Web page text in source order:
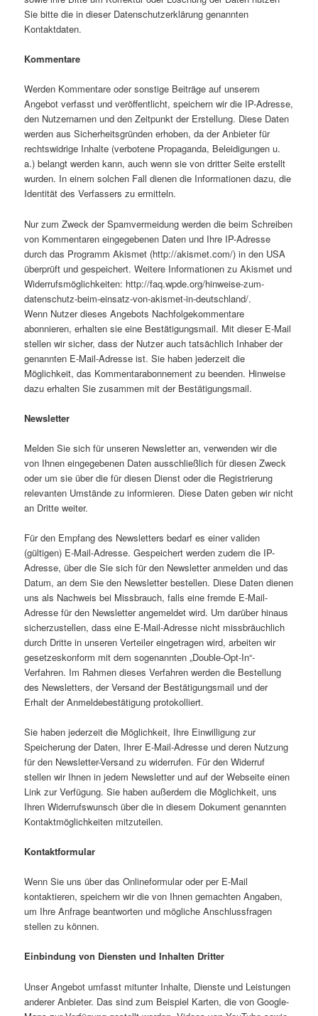
Sie bitte die in dieser Datenschutzerklärung genannten
Kontaktdaten.
Kommentare
Werden Kommentare oder sonstige Beiträge auf unserem
Angebot verfasst und veröffentlicht, speichern wir die IP-Adresse,
den Nutzernamen und den Zeitpunkt der Erstellung. Diese Daten
werden aus Sicherheitsgründen erhoben, da der Anbieter für
rechtswidrige Inhalte (verbotene Propaganda, Beleidigungen u.
a.) belangt werden kann, auch wenn sie von dritter Seite erstellt
wurden. In einem solchen Fall dienen die Informationen dazu, die
Identität des Verfassers zu ermitteln.
Nur zum Zweck der Spamvermeidung werden die beim Schreiben
von Kommentaren eingegebenen Daten und Ihre IP-Adresse
durch das Programm Akismet (http://akismet.com/) in den USA
überprüft und gespeichert. Weitere Informationen zu Akismet und
Widerrufsmöglichkeiten: http://faq.wpde.org/hinweise-zum-
datenschutz-beim-einsatz-von-akismet-in-deutschland/.
Wenn Nutzer dieses Angebots Nachfolgekommentare
abonnieren, erhalten sie eine Bestätigungsmail. Mit dieser E-Mail
stellen wir sicher, dass der Nutzer auch tatsächlich Inhaber der
genannten E-Mail-Adresse ist. Sie haben jederzeit die
Möglichkeit, das Kommentarabonnement zu beenden. Hinweise
dazu erhalten Sie zusammen mit der Bestätigungsmail.
Newsletter
Melden Sie sich für unseren Newsletter an, verwenden wir die
von Ihnen eingegebenen Daten ausschließlich für diesen Zweck
oder um sie über die für diesen Dienst oder die Registrierung
relevanten Umstände zu informieren. Diese Daten geben wir nicht
an Dritte weiter.
Für den Empfang des Newsletters bedarf es einer validen
(gültigen) E-Mail-Adresse. Gespeichert werden zudem die IP-
Adresse, über die Sie sich für den Newsletter anmelden und das
Datum, an dem Sie den Newsletter bestellen. Diese Daten dienen
uns als Nachweis bei Missbrauch, falls eine fremde E-Mail-
Adresse für den Newsletter angemeldet wird. Um darüber hinaus
sicherzustellen, dass eine E-Mail-Adresse nicht missbräuchlich
durch Dritte in unseren Verteiler eingetragen wird, arbeiten wir
gesetzeskonform mit dem sogenannten „Double-Opt-In“-
Verfahren. Im Rahmen dieses Verfahren werden die Bestellung
des Newsletters, der Versand der Bestätigungsmail und der
Erhalt der Anmeldebestätigung protokolliert.
Sie haben jederzeit die Möglichkeit, Ihre Einwilligung zur
Speicherung der Daten, Ihrer E-Mail-Adresse und deren Nutzung
für den Newsletter-Versand zu widerrufen. Für den Widerruf
stellen wir Ihnen in jedem Newsletter und auf der Webseite einen
Link zur Verfügung. Sie haben außerdem die Möglichkeit, uns
Ihren Widerrufswunsch über die in diesem Dokument genannten
Kontaktmöglichkeiten mitzuteilen.
Kontaktformular
Wenn Sie uns über das Onlineformular oder per E-Mail
kontaktieren, speichern wir die von Ihnen gemachten Angaben,
um Ihre Anfrage beantworten und mögliche Anschlussfragen
stellen zu können.
Einbindung von Diensten und Inhalten Dritter
Unser Angebot umfasst mitunter Inhalte, Dienste und Leistungen
anderer Anbieter. Das sind zum Beispiel Karten, die von Google-